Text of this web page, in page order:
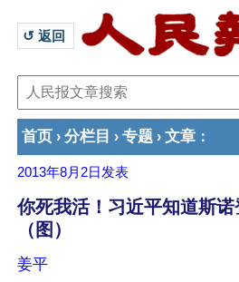
↺ 返回
首页 › 分栏目 › 专题 › 文章 ：
2013年8月2日 发表
你死我活！习近平知道斯
（图）
姜平